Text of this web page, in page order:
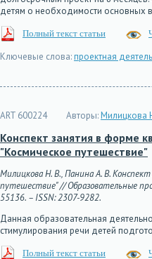
детям о необходимости основных
Полный текст статьи
Ключевые слова:проектная
ART 600224 Авторы:Милицкова
Конспект занятия в форме
"Космическое путешествие"
Милицкова Н. В., Панина А. В.
путешествие" // Образовательные
55136. – ISSN: 2307-9282.
Данная образовательная
стимулирования речи детей
Полный текст статьи